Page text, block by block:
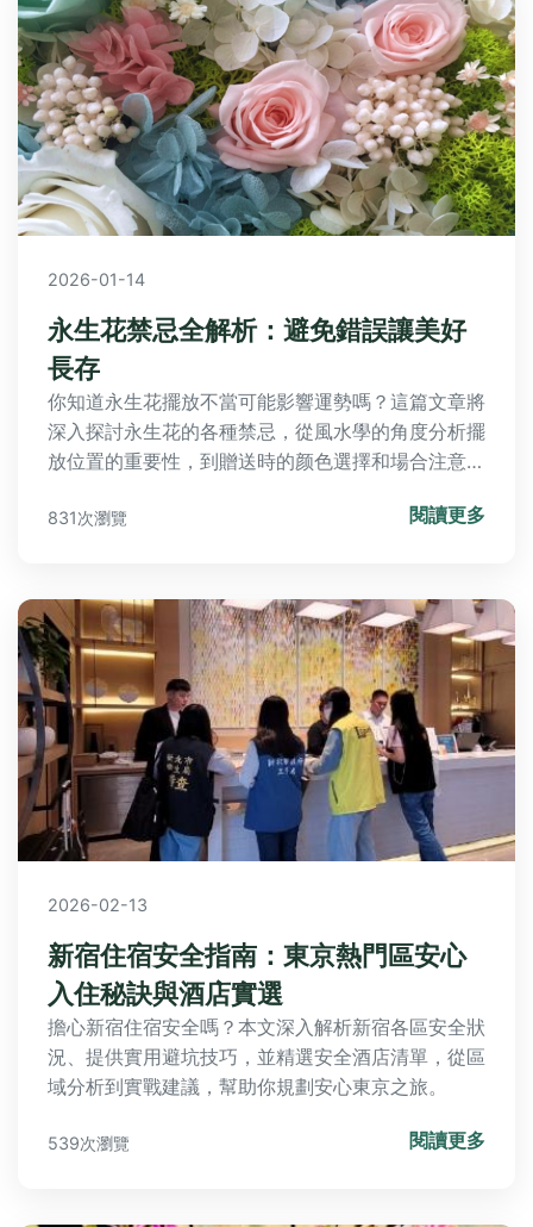
2026-01-14
永生花禁忌全解析：避免錯誤讓美好
長存
你知道永生花擺放不當可能影響運勢嗎？這篇文章將
深入探討永生花的各種禁忌，從風水學的角度分析擺
放位置的重要性，到贈送時的颜色選擇和場合注意事
議，幫助你避免這些禁忌，讓永生花成為家中美麗的
831次瀏覽 閱讀更多
2026-02-13
新宿住宿安全指南：東京熱門區安心
入住秘訣與酒店實選
擔心新宿住宿安全嗎？本文深入解析新宿各區安全狀
況、提供實用避坑技巧，並精選安全酒店清單，從區
域分析到實戰建議，幫助你規劃安心東京之旅。
539次瀏覽 閱讀更多